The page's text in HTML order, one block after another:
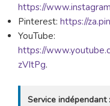
https://
Pinterest: https://
YouTube:
https://
zVItPg.
Service indépendant :